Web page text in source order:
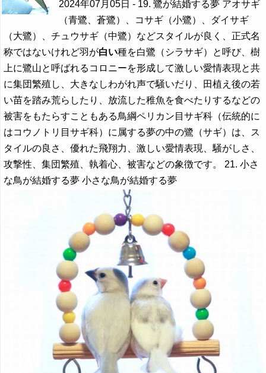
2024年07月05日 - 19. 鷺が結婚する夢 アオサギ
（青鷺、蒼鷺）、コサギ（小鷺）、ダイサギ
（大鷺）、チュウサギ（中鷺）などスタイルが良く、正式名
称ではないけれど羽が白い種を白鷺（シラサギ）と呼び、樹
上に鷺山と呼ばれるコロニーを形成して激しい愛情表現と共
に集団繁殖し、大きなしわがれ声で騒いだり、田植え後の若
い苗を踏み荒らしたり、放流した稚魚を食べたりするなどの
被害をもたらすこともある鳥綱ペリカン目サギ科（伝統的に
はコウノトリ目サギ科）に属する夢の中の鷺（サギ）は、ス
タイルの良さ、優れた飛翔力、激しい愛情表現、騒がしさ、
攻撃性、集団繁殖、執着心、被害などの象徴です。 21. 小さ
な鳥が結婚する夢 小さな鳥が結婚する夢